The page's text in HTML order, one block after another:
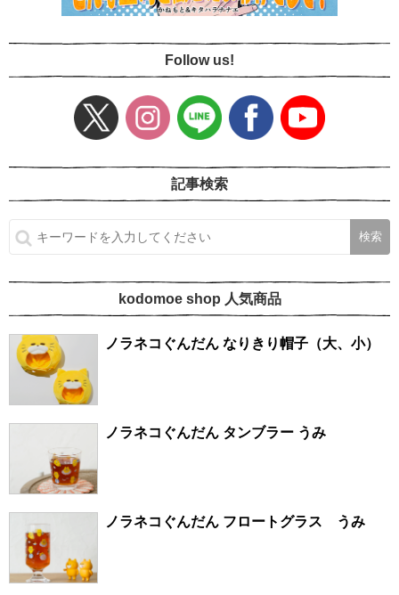
Follow us!
記事検索
kodomoe shop 人気商品
ノラネコぐんだん なりきり帽子（大、小）
ノラネコぐんだん タンブラー うみ
ノラネコぐんだん フロートグラス うみ